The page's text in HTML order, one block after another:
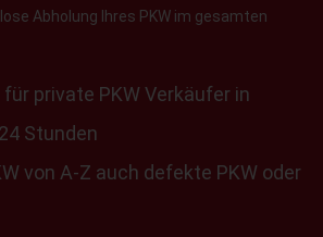
Abholung Ihres PKW im gesamten
private PKW Verkäufer in
Stunden
von A-Z auch defekte PKW oder